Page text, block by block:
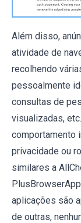
Além disso,
atividade de
recolhendo
pessoalmente
consultas de
visualizadas,
comportamento
privacidade ou
similares a
aplicações são
de outras,